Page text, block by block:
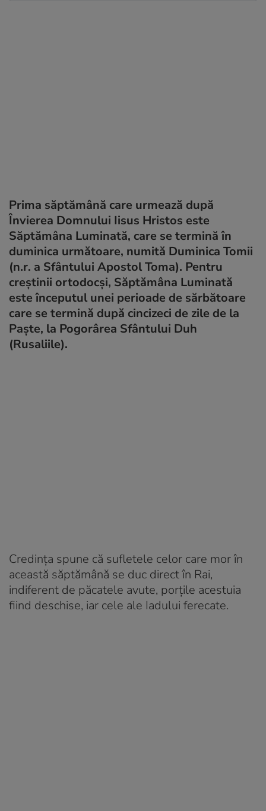
Prima săptămână care urmează după
Învierea Domnului Iisus Hristos este
Săptămâna Luminată, care se termină în
duminica următoare, numită Duminica Tomii
(n.r. a Sfântului Apostol Toma). Pentru
creştinii ortodocşi, Săptămâna Luminată
este începutul unei perioade de sărbătoare
care se termină după cincizeci de zile de la
Paşte, la Pogorârea Sfântului Duh
(Rusaliile).
Credinţa spune că sufletele celor care mor în
această săptămână se duc direct în Rai,
indiferent de păcatele avute, porţile acestuia
fiind deschise, iar cele ale Iadului ferecate.